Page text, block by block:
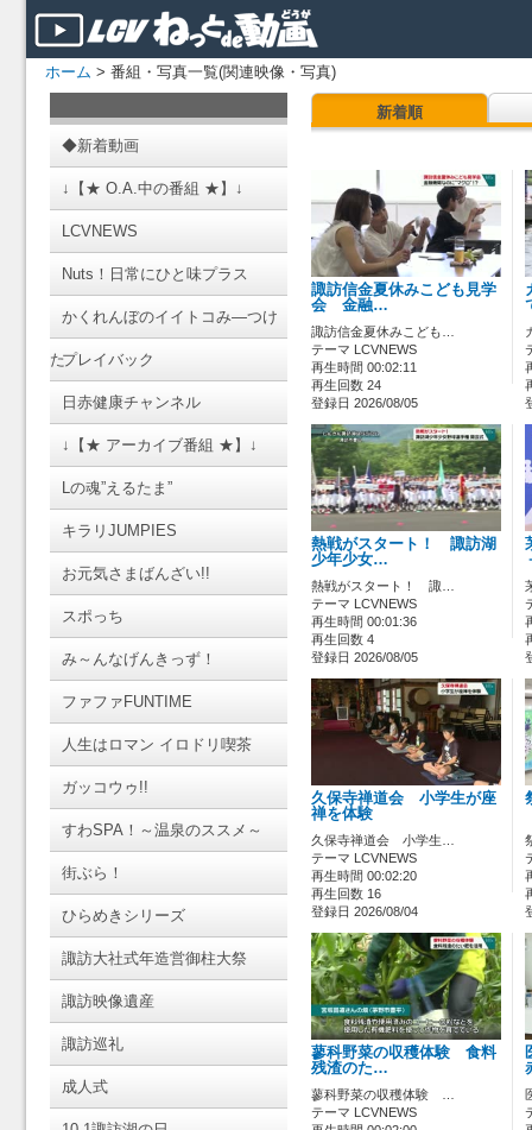
ホーム > 番組・写真一覧(関連映像・写真)
◆新着動画
↓【★ O.A.中の番組 ★】↓
LCVNEWS
Nuts！日常にひと味プラス
かくれんぼのイイトコみ―つけ
たプレイバック
日赤健康チャンネル
↓【★ アーカイブ番組 ★】↓
Lの魂”えるたま”
キラリJUMPIES
お元気さまばんざい!!
スポっち
み～んなげんきっず！
ファファFUNTIME
人生はロマン イロドリ喫茶
ガッコウゥ!!
すわSPA！～温泉のススメ～
街ぶら！
ひらめきシリーズ
諏訪大社式年造営御柱大祭
諏訪映像遺産
諏訪巡礼
成人式
新着順
諏訪信金夏休みこども見学
会 金融…
諏訪信金夏休みこども…
テーマ LCVNEWS
再生時間 00:02:11
再生回数 24
登録日 2026/08/05
熱戦がスタート！ 諏訪湖
少年少女…
熱戦がスタート！ 諏…
テーマ LCVNEWS
再生時間 00:01:36
再生回数 4
登録日 2026/08/05
久保寺禅道会 小学生が座
禅を体験
久保寺禅道会 小学生…
テーマ LCVNEWS
再生時間 00:02:20
再生回数 16
登録日 2026/08/04
蓼科野菜の収穫体験 食料
残渣のた…
蓼科野菜の収穫体験 …
テーマ LCVNEWS